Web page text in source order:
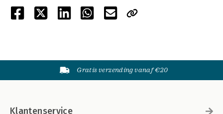
Gratis verzending vanaf €20
Klantenservice